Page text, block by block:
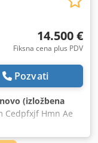
14.500 €
Fiksna cena plus PDV
Pozvati
(izložbena
Cedpfxjf Hmn Ae
cretification
u nadsmeškoj